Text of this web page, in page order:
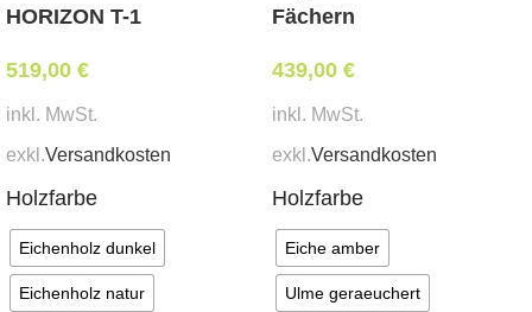
Weißpolsterung
Abmessungen:
Gesamthöhe 76 cm
2er Sofa:
Breite 123 cm, Tiefe 62 cm, Sitzhöhe 48 cm,
Gesamthöhe 76 cm
HORIZON T-1
519,00 €
inkl. MwSt.
exkl.Versandkosten
Holzfarbe
Eichenholz dunkel
Eichenholz natur
Fächern
439,00 €
inkl. MwSt.
exkl.Versandkosten
Holzfarbe
Eiche amber
Ulme geraeuchert